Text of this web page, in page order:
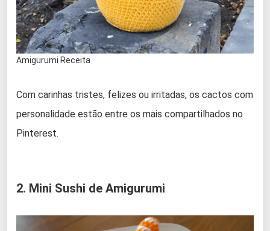
Amigurumi Receita
Com carinhas tristes, felizes ou irritadas, os cactos com
personalidade estão entre os mais compartilhados no
Pinterest.
2. Mini Sushi de Amigurumi